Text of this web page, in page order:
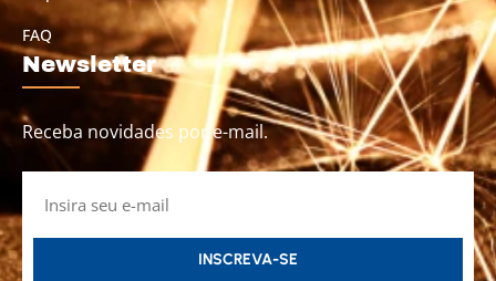
FAQ
Newsletter
Receba novidades por e-mail.
INSCREVA-SE